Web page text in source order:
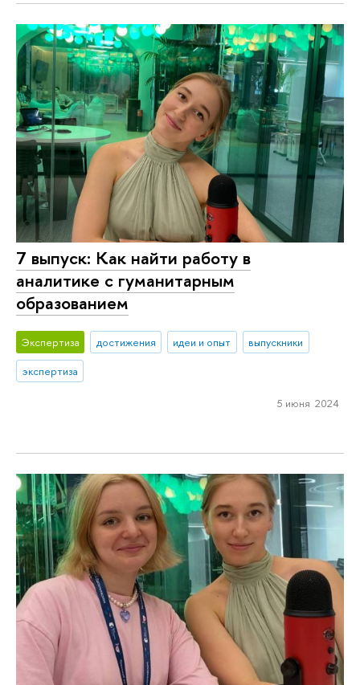
7 выпуск: Как найти работу в
аналитике с гуманитарным
образованием
Экспертиза достижения идеи и опыт
выпускники
экспертиза
5 июня 2024